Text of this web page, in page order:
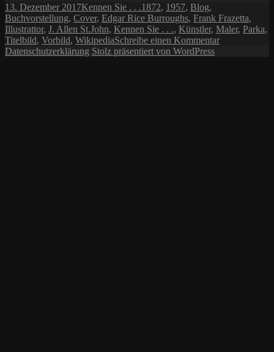
Veröffentlicht
am
13. Dezember 2017Kategorien
Kennen Sie . . .Schlagwörter
1872, 1957, Blog,
Buchvorstellung, Cover, Edgar Rice Burroughs, Frank Frazetta,
Illustrattor, J. Allen St.John, Kennen Sie . . ., Künstler, Maler, Parka,
Titelbild, Vorbild, WikipediaSchreibe einen Kommentarzu
Datenschutzerklärung Stolz präsentiert von WordPress